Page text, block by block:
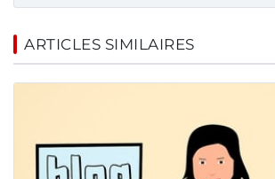
ARTICLES SIMILAIRES